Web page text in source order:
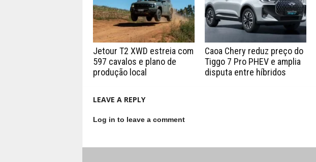
Jetour T2 XWD estreia com
597 cavalos e plano de
produção local
Caoa Chery reduz preço do
Tiggo 7 Pro PHEV e amplia
disputa entre híbridos
LEAVE A REPLY
Log in to leave a comment